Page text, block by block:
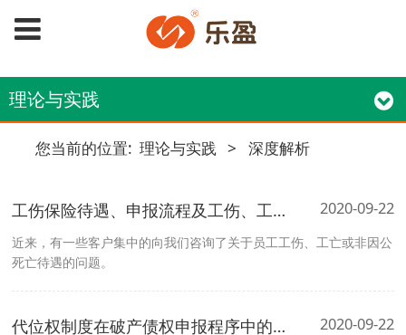
理论与实践
您当前的位置: 理论与实践 > 深度解析
工伤保险待遇、申报流程及工伤、工亡或非因公死亡待遇一览表 2020-09-22
近来，有一些客户集中的向我们咨询了关于员工工伤、工亡或非因公
死亡待遇的问题。
代位权制度在破产债权申报程序中的应用 2020-09-22